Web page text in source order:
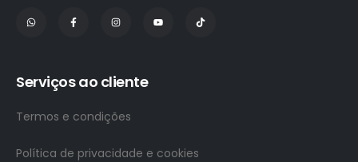
Serviços ao cliente
Termos e condições
Política de privacidade e cookies